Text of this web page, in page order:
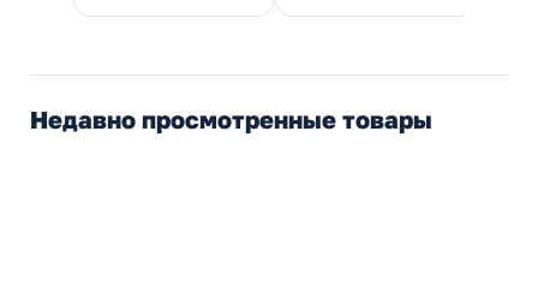
Недавно просмотренные товары